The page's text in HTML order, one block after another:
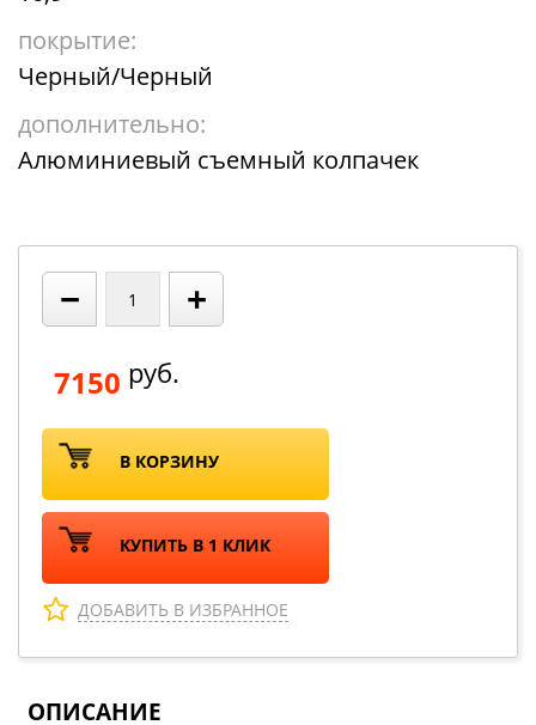
покрытие:
Черный/Черный
дополнительно:
Алюминиевый съемный колпачек
− +
7150 руб.
В КОРЗИНУ
КУПИТЬ В 1 КЛИК
ДОБАВИТЬ В ИЗБРАННОЕ
ОПИСАНИЕ